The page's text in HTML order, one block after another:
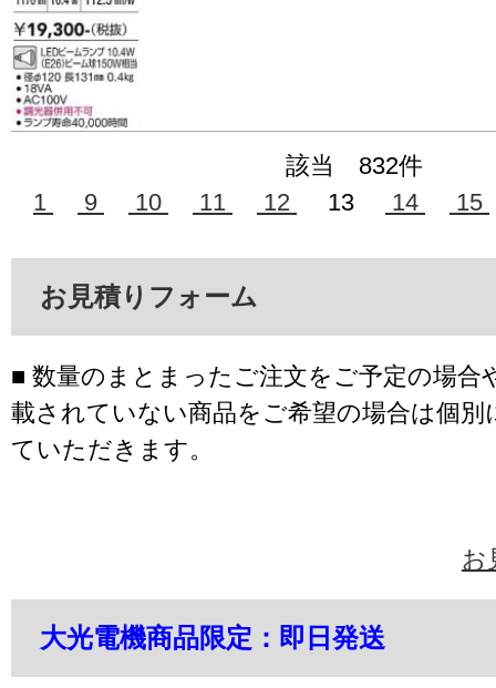
該当 832件
1
9 10 11 12 13 14 15
お見積りフォーム
■ 数量のまとまったご注文をご予定の場合
載されていない商品をご希望の場合は個別
ていただきます。
お
大光電機商品限定：即日発送